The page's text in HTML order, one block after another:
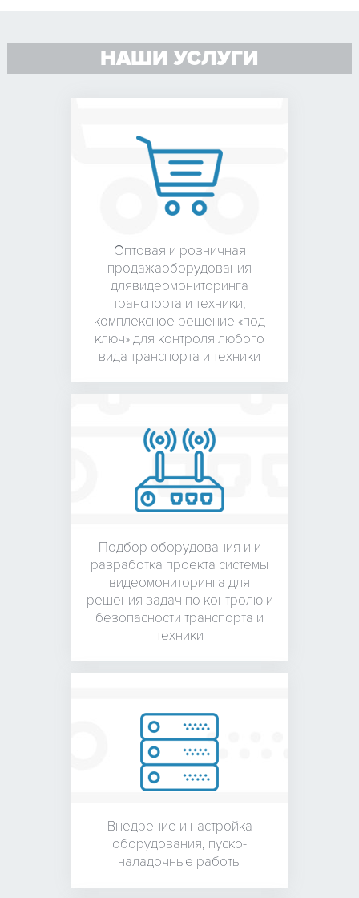
НАШИ УСЛУГИ
Оптовая и розничная
продажаоборудования
длявидеомониторинга
транспорта и техники;
комплексное решение «под
ключ» для контроля любого
вида транспорта и техники
Подбор оборудования и и
разработка проекта системы
видеомониторинга для
решения задач по контролю и
безопасности транспорта и
техники
Внедрение и настройка
оборудования, пуско-
наладочные работы